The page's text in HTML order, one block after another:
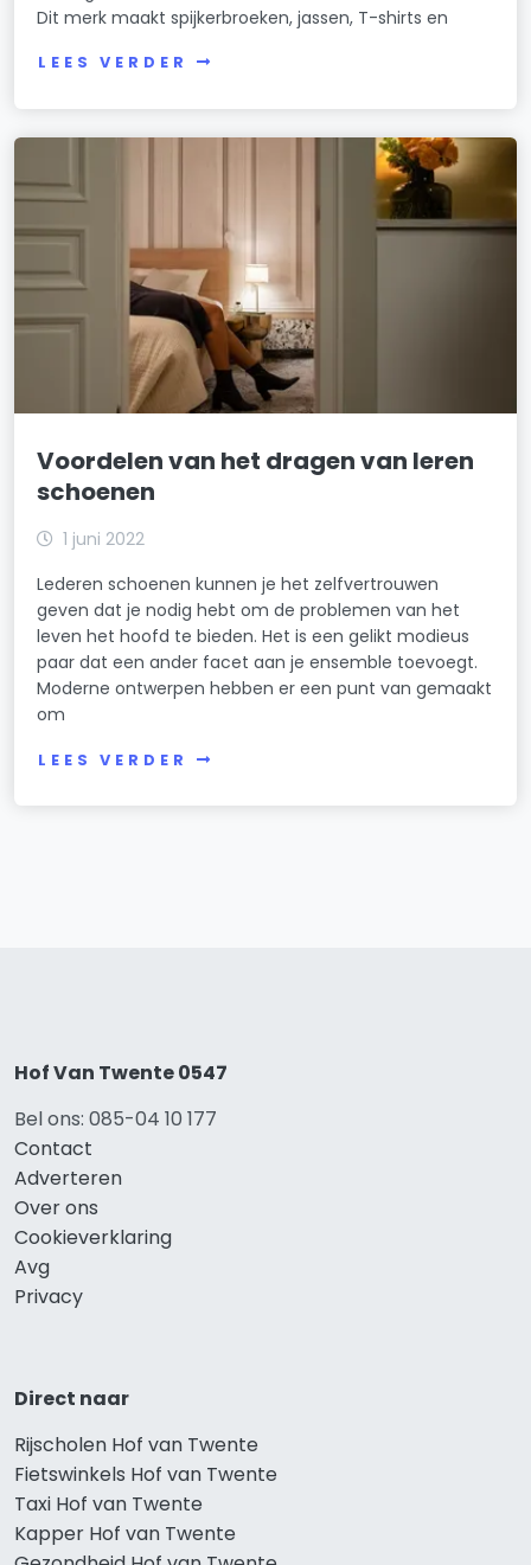
Dit merk maakt spijkerbroeken, jassen, T-shirts en
LEES VERDER
Voordelen van het dragen van leren
schoenen
1 juni 2022
Lederen schoenen kunnen je het zelfvertrouwen
geven dat je nodig hebt om de problemen van het
leven het hoofd te bieden. Het is een gelikt modieus
paar dat een ander facet aan je ensemble toevoegt.
Moderne ontwerpen hebben er een punt van gemaakt
om
LEES VERDER
Hof Van Twente 0547
Bel ons: 085-04 10 177
Contact
Adverteren
Over ons
Cookieverklaring
Avg
Privacy
Direct naar
Rijscholen Hof van Twente
Fietswinkels Hof van Twente
Taxi Hof van Twente
Kapper Hof van Twente